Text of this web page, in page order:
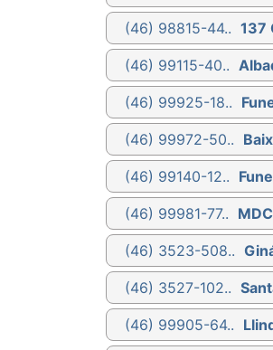
(46) 98815-44.. 137
(46) 99115-40..
(46) 99925-18..
(46) 99972-50..
(46) 99140-12..
(46) 99981-77..
(46) 3523-508..
(46) 3527-102..
(46) 99905-64..